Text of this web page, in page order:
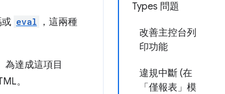
Types 問題
改善主控台列
印功能
違規中斷 (在
「僅報表」模
eval
，這兩種
為達成這項目
。